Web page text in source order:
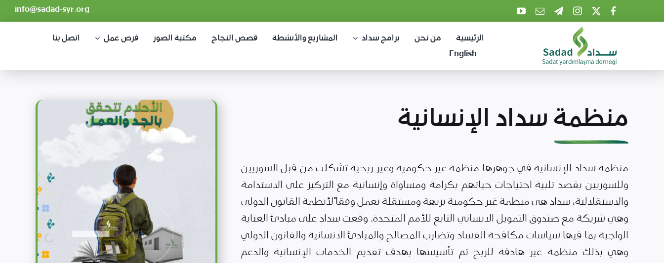
to
info@sadad-syr.org
الرئيسية من نحن برامج سداد المشاريع والأنشطة قصص النجاح مكتبة الصور فرص عمل
اتصل بنا
English
منظمة سداد الإنسانية
منظمة سداد الإنسانية في جوهرها منظمة غير حكومية وغير ربحية تشكلت من قبل السوريين
وللسوريين بقصد تلبية احتياجات حياتهم بكرامة ومساواة وإنسانية مع التركيز على الاستدامة
والاستقلالية، سداد هي منظمة غير حكومية نزيهة ومستقلة تعمل وفقاً لأنظمة القانون الدولي
وهي شريكة مع صندوق التمويل الانساني التابع للأمم المتحدة. وقعت سداد على مبادئ العناية
الواجبة بما فيها سياسات مكافحة الفساد وتضارب المصالح والمبادئ الانسانية والقانون الدولي
وهي بذلك منظمة غير هادفة للربح تم تأسيسها بهدف تقديم الخدمات الإنسانية والدعم